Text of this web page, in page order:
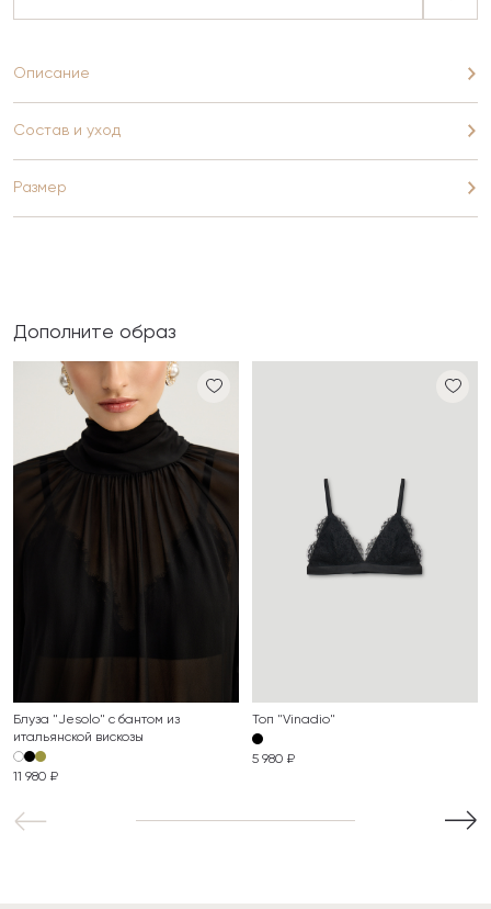
Описание
Состав и уход
Размер
Дополните образ
Блуза "Jesolo" с бантом из
итальянской вискозы
11 980 ₽
Топ "Vinadio"
5 980 ₽